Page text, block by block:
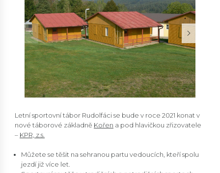
Letní sportovní tábor Rudolfáci se bude v roce 2021 konat v
nové táborové základně Kořen a pod hlavičkou zřizovatele
– KPR, z.s.
Můžete se těšit na sehranou partu vedoucích, kteří spolu
jezdí již více let.